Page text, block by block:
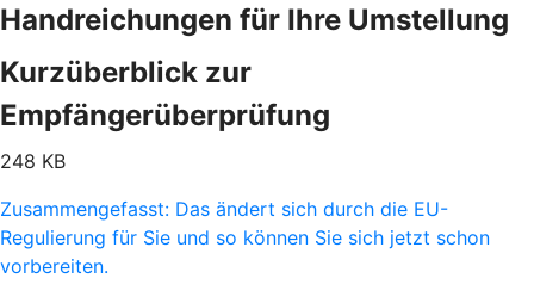
Handreichungen für Ihre Umstellung
Kurzüberblick zur
Empfängerüberprüfung
248 KB
Zusammengefasst: Das ändert sich durch die EU-
Regulierung für Sie und so können Sie sich jetzt schon
vorbereiten.